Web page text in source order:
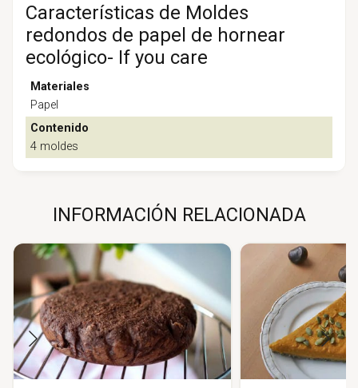
Características de Moldes
redondos de papel de hornear
ecológico- If you care
Materiales
Papel
Contenido
4 moldes
INFORMACIÓN RELACIONADA